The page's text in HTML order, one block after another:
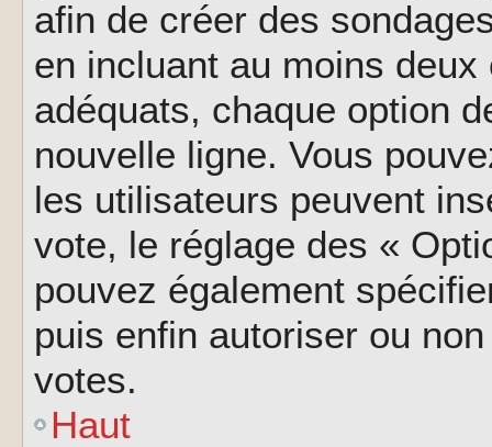
afin de créer des
en incluant au moins
adéquats, chaque option
nouvelle ligne. Vous
les utilisateurs peuvent
vote, le réglage des «
pouvez également
puis enfin autoriser ou
votes.
Haut